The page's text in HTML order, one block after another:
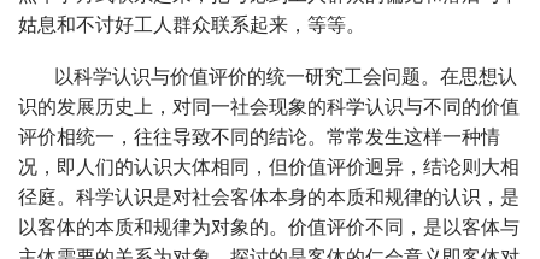
姑息和不讨好工人群众联系起来，等等。
以科学认识与价值评价的统一研究工会问题。在思想认
识的发展历史上，对同一社会现象的科学认识与不同的价值
评价相统一，往往导致不同的结论。常常发生这样一种情
况，即人们的认识大体相同，但价值评价迥异，结论则大相
径庭。科学认识是对社会客体本身的本质和规律的认识，是
以客体的本质和规律为对象的。价值评价不同，是以客体与